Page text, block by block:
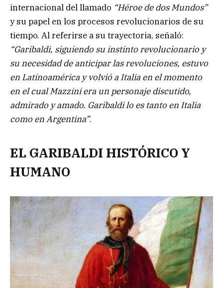
internacional del llamado “Héroe de dos Mundos”
y su papel en los procesos revolucionarios de su
tiempo. Al referirse a su trayectoria, señaló:
“Garibaldi, siguiendo su instinto revolucionario y
su necesidad de anticipar las revoluciones, estuvo
en Latinoamérica y volvió a Italia en el momento
en el cual Mazzini era un personaje discutido,
admirado y amado. Garibaldi lo es tanto en Italia
como en Argentina”.
EL GARIBALDI HISTÓRICO Y
HUMANO